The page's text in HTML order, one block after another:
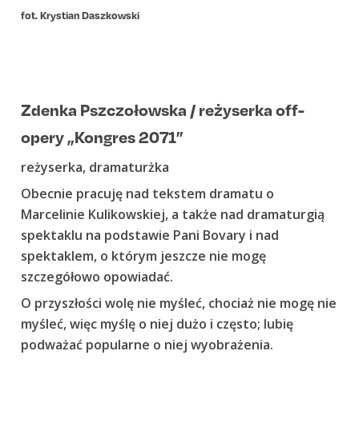
fot. Krystian Daszkowski
Zdenka Pszczołowska / reżyserka off-
opery „Kongres 2071”
reżyserka, dramaturżka
Obecnie pracuję nad tekstem dramatu o
Marcelinie Kulikowskiej, a także nad dramaturgią
spektaklu na podstawie Pani Bovary i nad
spektaklem, o którym jeszcze nie mogę
szczegółowo opowiadać.
O przyszłości wolę nie myśleć, chociaż nie mogę nie
myśleć, więc myślę o niej dużo i często; lubię
podważać popularne o niej wyobrażenia.